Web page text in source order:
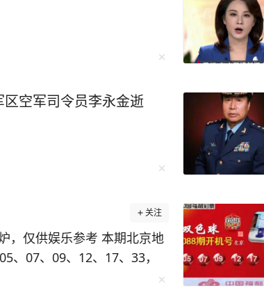
空军司令员李永金逝
关注
乐参考 本期北京地
、07、09、12、17、33，
大家面前，不少彩民已经开